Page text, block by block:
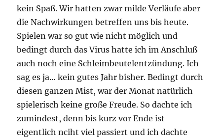
kein Spaß. Wir hatten zwar milde Verläufe aber
die Nachwirkungen betreffen uns bis heute.
Spielen war so gut wie nicht möglich und
bedingt durch das Virus hatte ich im Anschluß
auch noch eine Schleimbeutelentzündung. Ich
sag es ja… kein gutes Jahr bisher. Bedingt durch
diesen ganzen Mist, war der Monat natürlich
spielerisch keine große Freude. So dachte ich
zumindest, denn bis kurz vor Ende ist
eigentlich nciht viel passiert und ich dachte